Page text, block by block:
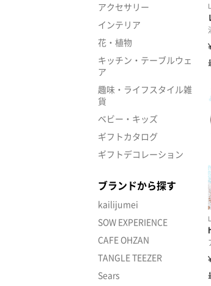
アクセサリー
インテリア
花・植物
キッチン・テーブルウェ
ア
趣味・ライフスタイル雑
貨
ベビー・キッズ
ギフトカタログ
ギフトデコレーション
ブランドから探す
kailijumei
SOW EXPERIENCE
CAFE OHZAN
TANGLE TEEZER
Sears